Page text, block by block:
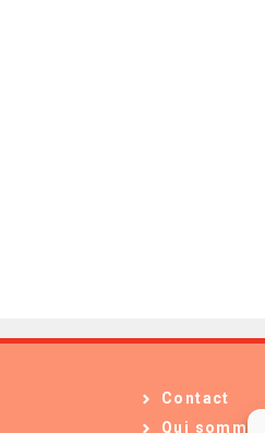
Contact
Qui